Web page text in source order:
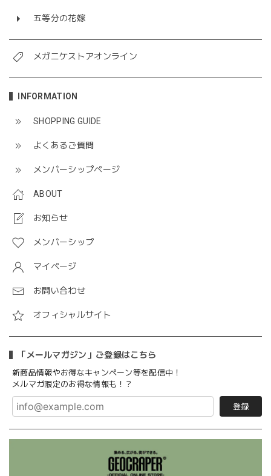
五等分の花嫁
メガニケストアオンライン
INFORMATION
SHOPPING GUIDE
よくあるご質問
メンバーシップページ
ABOUT
お知らせ
メンバーシップ
マイページ
お問い合わせ
オフィシャルサイト
「メールマガジン」ご登録はこちら
新商品情報やお得なキャンペーン等を配信中！
メルマガ限定のお得な情報も！？
登録